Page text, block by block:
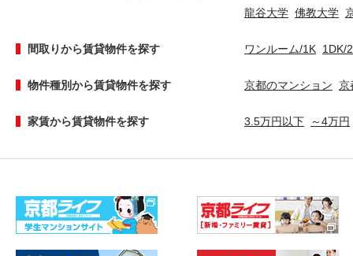
龍谷大学 佛教大学
間取りから賃貸物件を探す ワンルーム/1K 1DK/
物件種別から賃貸物件を探す 京都のマンション 京
家賃から賃貸物件を探す 3.5万円以下 ～4万円